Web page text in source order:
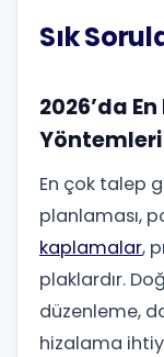
Sık
2026’da
En çok talep
planlaması,
kaplamalar,
plaklardır.
düzenleme,
hizalama